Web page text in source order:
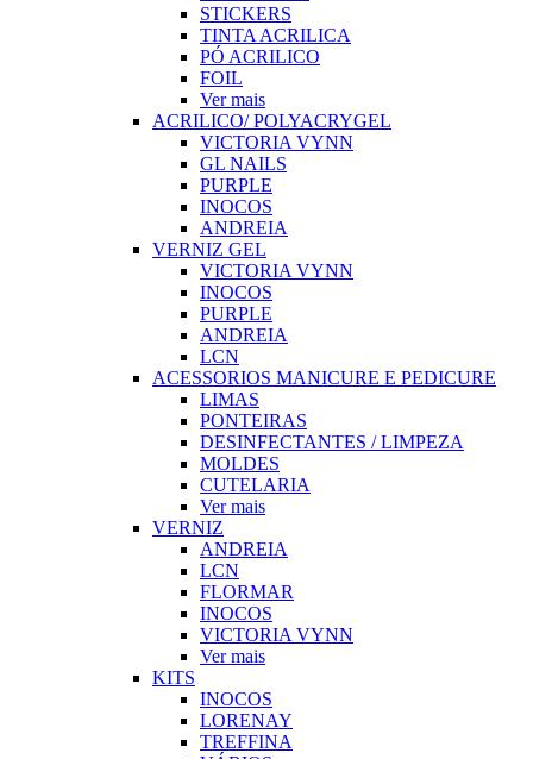
STICKERS
TINTA ACRILICA
PÓ ACRILICO
FOIL
Ver mais
ACRILICO/ POLYACRYGEL
VICTORIA VYNN
GL NAILS
PURPLE
INOCOS
ANDREIA
VERNIZ GEL
VICTORIA VYNN
INOCOS
PURPLE
ANDREIA
LCN
ACESSORIOS MANICURE E PEDICURE
LIMAS
PONTEIRAS
DESINFECTANTES / LIMPEZA
MOLDES
CUTELARIA
Ver mais
VERNIZ
ANDREIA
LCN
FLORMAR
INOCOS
VICTORIA VYNN
Ver mais
KITS
INOCOS
LORENAY
TREFFINA